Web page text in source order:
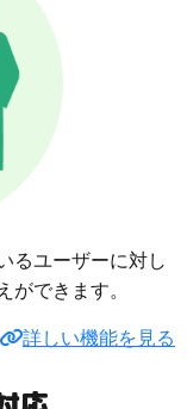
るユーザーに対し
ができます。
詳しい機能を見る